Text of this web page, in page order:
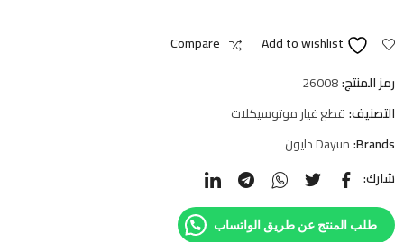
Add to wishlist
Compare
رمز المنتج:26008
التصنيف:قطع غيار موتوسيكلات
Brands: Dayun دايون
شارك:
طلب المنتج عن طريق الواتساب